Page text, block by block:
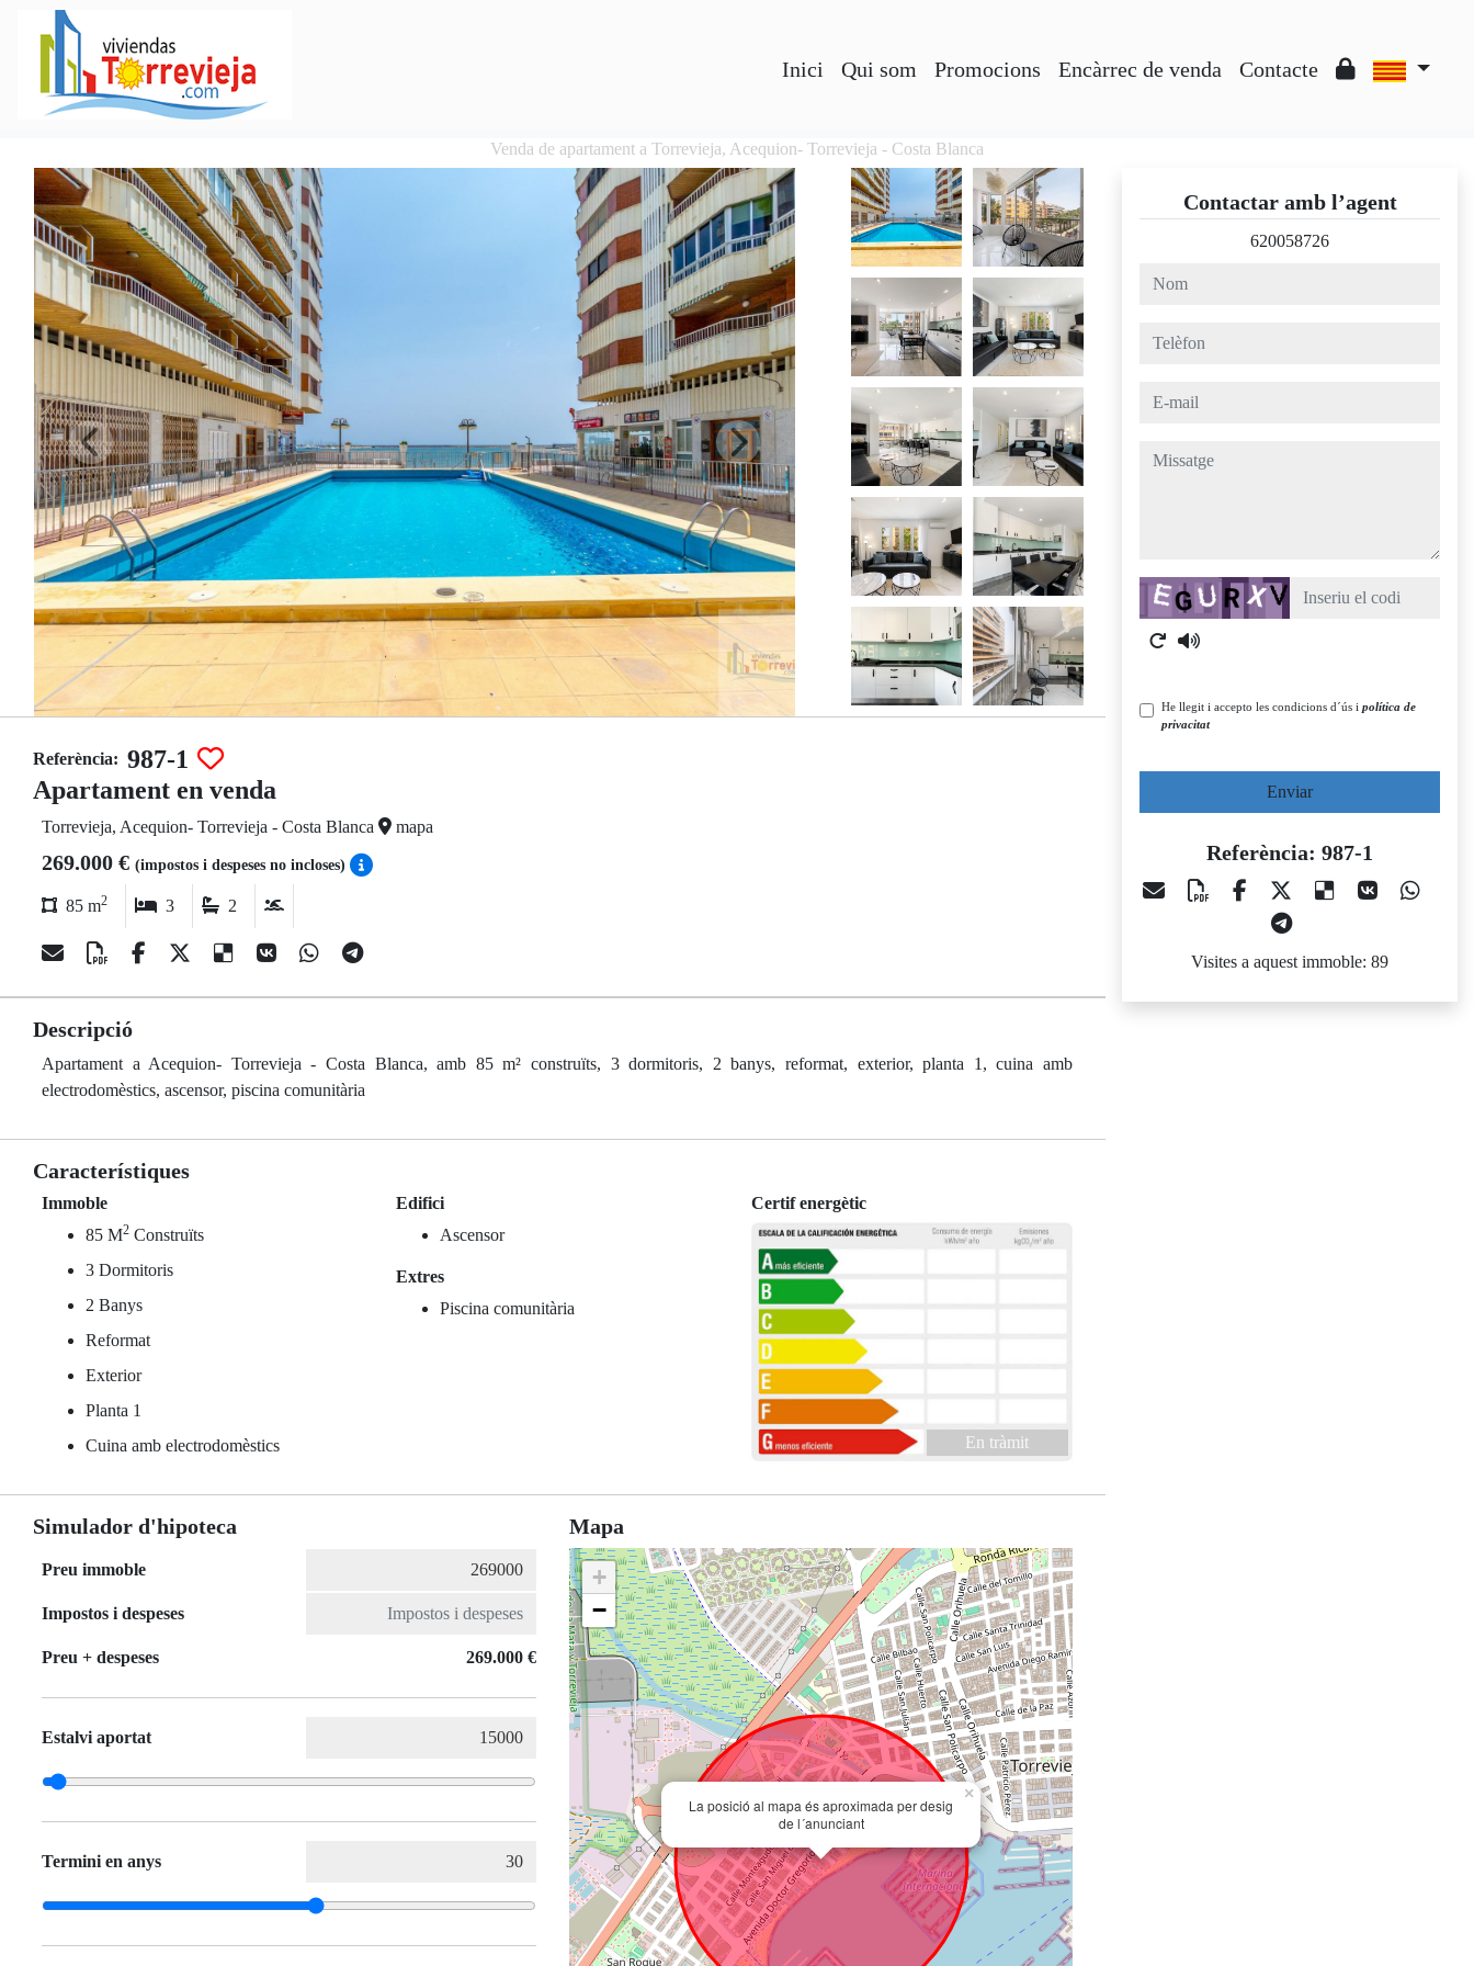
Inici Qui som Promocions Encàrrec de venda Contacte
Venda de apartament a Torrevieja, Acequion- Torrevieja - Costa Blanca
Referència: 987-1
Apartament en venda
Torrevieja, Acequion- Torrevieja - Costa Blanca mapa
269.000 € (impostos i despeses no incloses)
85 m2 3 2
Descripció
Apartament a Acequion- Torrevieja - Costa Blanca, amb 85 m² construïts, 3 dormitoris, 2 banys, reformat, exterior, planta 1, cuina amb
electrodomèstics, ascensor, piscina comunitària
Característiques
Immoble
85 M2 Construïts
3 Dormitoris
2 Banys
Reformat
Exterior
Planta 1
Cuina amb electrodomèstics
Edifici
Ascensor
Extres
Piscina comunitària
Certif energètic
En tràmit
Simulador d'hipoteca
Preu immoble
Impostos i despeses
Preu + despeses 269.000 €
Estalvi aportat
Termini en anys
Mapa
La posició al mapa és aproximada per desig
de l´anunciant
×
+
−
Contactar amb l’agent
620058726
nom
telèfon
e-mail
missatge
Captcha
He llegit i accepto les condicions d´ús i política de
privacitat
Enviar
Referència: 987-1
Visites a aquest immoble: 89